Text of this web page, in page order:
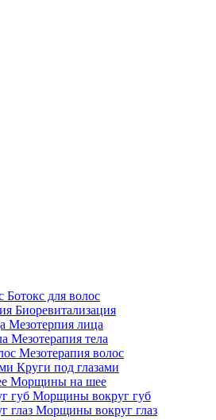
Ботокс для волос
Биоревитализация
Мезотерпия лица
Мезотерапия тела
Мезотерапия волос
Круги под глазами
Морщины на шее
Морщины вокруг губ
Морщины вокруг глаз